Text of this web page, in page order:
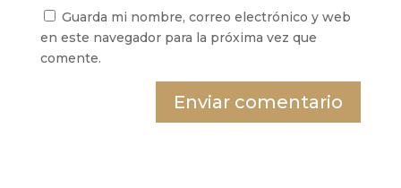
Guarda mi nombre, correo electrónico y web
en este navegador para la próxima vez que
comente.